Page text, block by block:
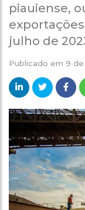
piauiense,
julho de
Publicado em 9